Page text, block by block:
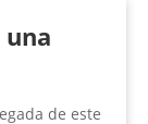
una
de este